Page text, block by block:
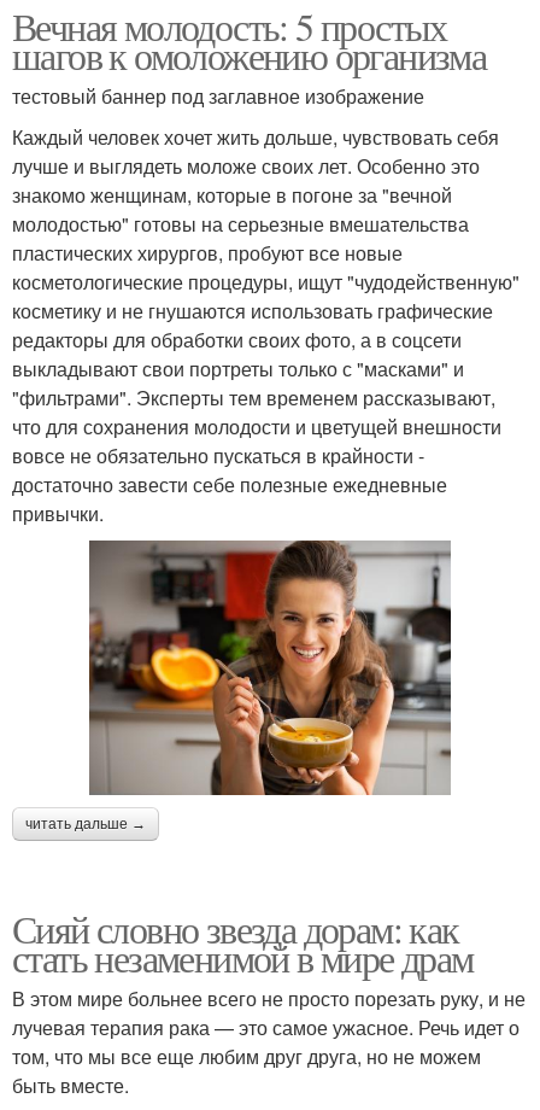
Вечная молодость: 5 простых
шагов к омоложению организма
тестовый баннер под заглавное изображение
Каждый человек хочет жить дольше, чувствовать себя
лучше и выглядеть моложе своих лет. Особенно это
знакомо женщинам, которые в погоне за "вечной
молодостью" готовы на серьезные вмешательства
пластических хирургов, пробуют все новые
косметологические процедуры, ищут "чудодейственную"
косметику и не гнушаются использовать графические
редакторы для обработки своих фото, а в соцсети
выкладывают свои портреты только с "масками" и
"фильтрами". Эксперты тем временем рассказывают,
что для сохранения молодости и цветущей внешности
вовсе не обязательно пускаться в крайности -
достаточно завести себе полезные ежедневные
привычки.
читать дальше →
Сияй словно звезда дорам: как
стать незаменимой в мире драм
В этом мире больнее всего не просто порезать руку, и не
лучевая терапия рака — это самое ужасное. Речь идет о
том, что мы все еще любим друг друга, но не можем
быть вместе.